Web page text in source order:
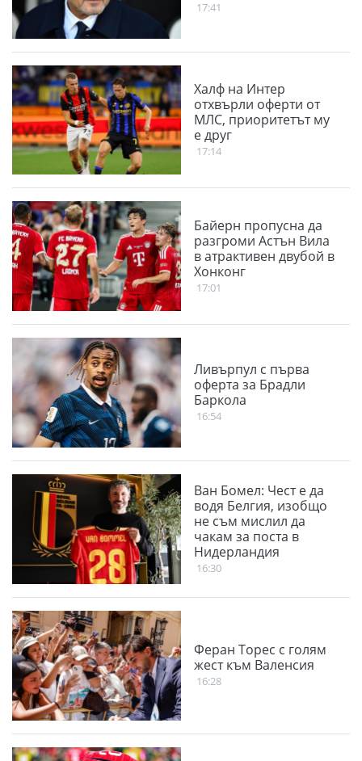
17:41
Халф на Интер
отхвърли оферти от
МЛС, приоритетът му
е друг
17:14
Байерн пропусна да
разгроми Астън Вила
в атрактивен двубой в
Хонконг
17:01
Ливърпул с първа
оферта за Брадли
Баркола
16:54
Ван Бомел: Чест е да
водя Белгия, изобщо
не съм мислил да
чакам за поста в
Нидерландия
16:30
Феран Торес с голям
жест към Валенсия
16:28